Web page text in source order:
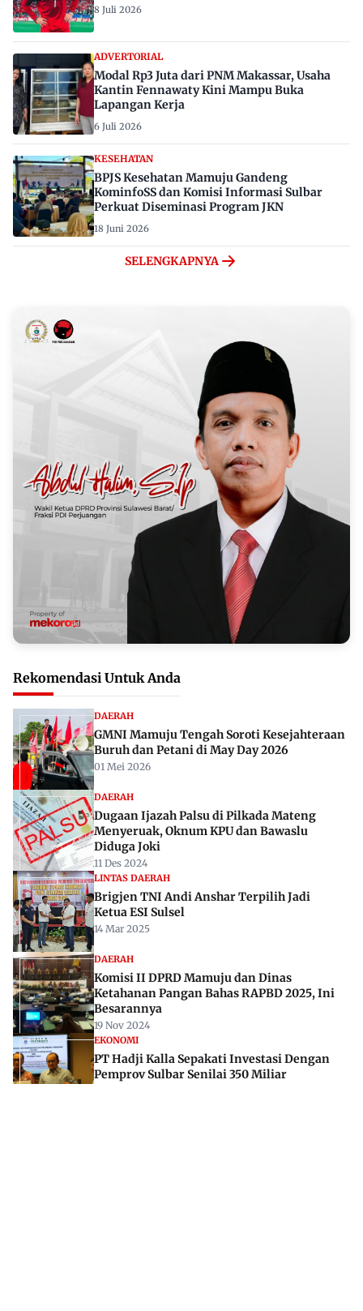
8 Juli 2026
ADVERTORIAL
Modal Rp3 Juta dari PNM Makassar, Usaha
Kantin Fennawaty Kini Mampu Buka
Lapangan Kerja
6 Juli 2026
KESEHATAN
BPJS Kesehatan Mamuju Gandeng
KominfoSS dan Komisi Informasi Sulbar
Perkuat Diseminasi Program JKN
18 Juni 2026
SELENGKAPNYA
Rekomendasi Untuk Anda
DAERAH
GMNI Mamuju Tengah Soroti Kesejahteraan
Buruh dan Petani di May Day 2026
01 Mei 2026
DAERAH
Dugaan Ijazah Palsu di Pilkada Mateng
Menyeruak, Oknum KPU dan Bawaslu
Diduga Joki
11 Des 2024
LINTAS DAERAH
Brigjen TNI Andi Anshar Terpilih Jadi
Ketua ESI Sulsel
14 Mar 2025
DAERAH
Komisi II DPRD Mamuju dan Dinas
Ketahanan Pangan Bahas RAPBD 2025, Ini
Besarannya
19 Nov 2024
EKONOMI
PT Hadji Kalla Sepakati Investasi Dengan
Pemprov Sulbar Senilai 350 Miliar